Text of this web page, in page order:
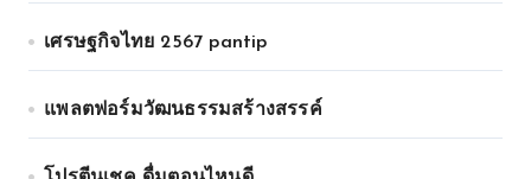
เศรษฐกิจไทย 2567 pantip
แพลตฟอร์มวัฒนธรรมสร้างสรรค์